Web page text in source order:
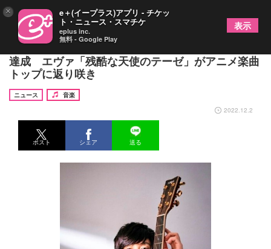
優里、「DAM年間カラオケランキング2022」で3冠
達成 エヴァ「残酷な天使のテーゼ」がアニメ楽曲
トップに返り咲き
ニュース
音楽
2022.12.2
ポスト シェア 送る
× e＋(イープラス)アプリ - チケッ
ト・ニュース・スマチケ
eplus inc.
無料 - Google Play
表示